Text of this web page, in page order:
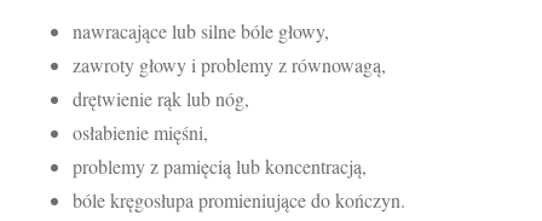
nawracające lub silne bóle głowy,
zawroty głowy i problemy z równowagą,
drętwienie rąk lub nóg,
osłabienie mięśni,
problemy z pamięcią lub koncentracją,
bóle kręgosłupa promieniujące do kończyn.